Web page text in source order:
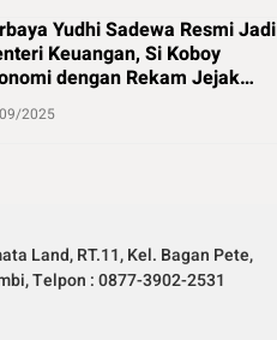
Yudhi Sadewa Resmi Jadi
Keuangan, Si Koboy
dengan Rekam Jejak
2025
Land, RT.11, Kel. Bagan Pete,
Telpon : 0877-3902-2531